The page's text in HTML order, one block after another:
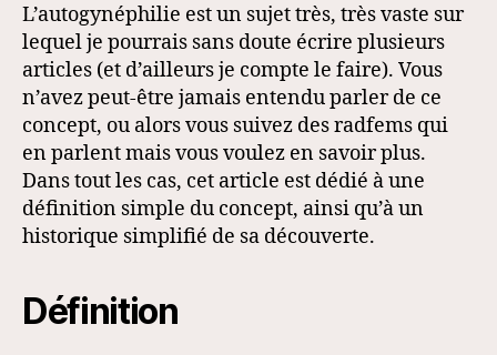
L’autogynéphilie est un sujet très, très vaste sur
lequel je pourrais sans doute écrire plusieurs
articles (et d’ailleurs je compte le faire). Vous
n’avez peut-être jamais entendu parler de ce
concept, ou alors vous suivez des radfems qui
en parlent mais vous voulez en savoir plus.
Dans tout les cas, cet article est dédié à une
définition simple du concept, ainsi qu’à un
historique simplifié de sa découverte.
Définition